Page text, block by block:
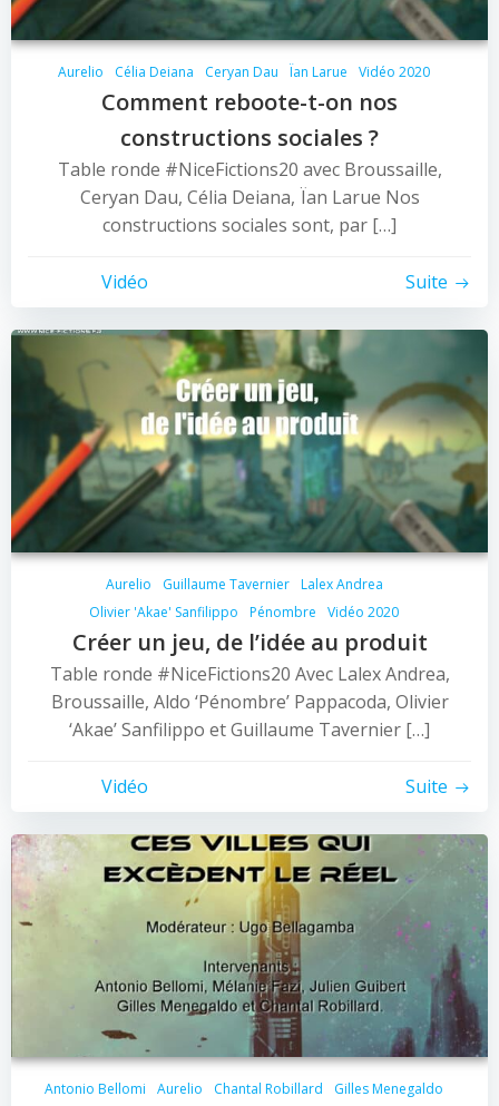
Aurelio Célia Deiana Ceryan Dau Ïan Larue Vidéo 2020
Comment reboote-t-on nos
constructions sociales ?
Table ronde #NiceFictions20 avec Broussaille,
Ceryan Dau, Célia Deiana, Ïan Larue Nos
constructions sociales sont, par […]
Vidéo Suite
Aurelio Guillaume Tavernier
Lalex Andrea
Olivier 'Akae' Sanfilippo
Pénombre Vidéo 2020
Créer un jeu, de l’idée au produit
Table ronde #NiceFictions20 Avec Lalex Andrea,
Broussaille, Aldo ‘Pénombre’ Pappacoda, Olivier
‘Akae’ Sanfilippo et Guillaume Tavernier […]
Vidéo Suite
Antonio Bellomi Aurelio Chantal Robillard
Gilles Menegaldo